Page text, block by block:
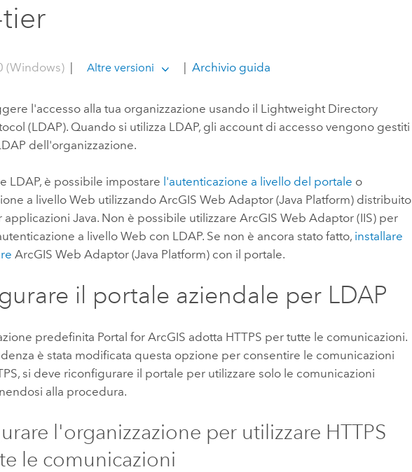
(Windows) | Altre versioni | Archivio guida
l'accesso alla tua organizzazione usando il Lightweight Directory
(LDAP). Quando si utilizza LDAP, gli account di accesso vengono gestiti
dell'organizzazione.
LDAP, è possibile impostare l'autenticazione a livello del portale o
a livello Web utilizzandoArcGIS Web Adaptor (Java Platform) distribuito
applicazioni Java. Non è possibile utilizzareArcGIS Web Adaptor (IIS) per
a livello Web con LDAP. Se non è ancora stato fatto, installare
ArcGIS Web Adaptor (Java Platform) con il portale.
il portale aziendale per LDAP
predefinita Portal for ArcGIS adotta HTTPS per tutte le comunicazioni.
è stata modificata questa opzione per consentire le comunicazioni
si deve riconfigurare il portale per utilizzare solo le comunicazioni
alla procedura.
l'organizzazione per utilizzare HTTPS
le comunicazioni